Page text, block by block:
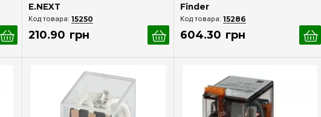
E.NEXT
15250
210.90 грн
Finder
15286
604.30 грн